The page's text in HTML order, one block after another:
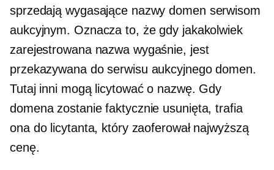
sprzedają wygasające nazwy domen serwisom
aukcyjnym. Oznacza to, że gdy jakakolwiek
zarejestrowana nazwa wygaśnie, jest
przekazywana do serwisu aukcyjnego domen.
Tutaj inni mogą licytować o nazwę. Gdy
domena zostanie faktycznie usunięta, trafia
ona do licytanta, który zaoferował najwyższą
cenę.